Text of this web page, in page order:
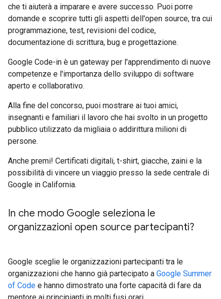
che ti aiuterà a imparare e avere successo. Puoi porre
domande e scoprire tutti gli aspetti dell'open source, tra cui
programmazione, test, revisioni del codice,
documentazione di scrittura, bug e progettazione.
Google Code-in è un gateway per l'apprendimento di nuove
competenze e l'importanza dello sviluppo di software
aperto e collaborativo.
Alla fine del concorso, puoi mostrare ai tuoi amici,
insegnanti e familiari il lavoro che hai svolto in un progetto
pubblico utilizzato da migliaia o addirittura milioni di
persone.
Anche premi! Certificati digitali, t-shirt, giacche, zaini e la
possibilità di vincere un viaggio presso la sede centrale di
Google in California.
In che modo Google seleziona le
organizzazioni open source partecipanti?
Google sceglie le organizzazioni partecipanti tra le
organizzazioni che hanno già partecipato a Google Summer
of Code e hanno dimostrato una forte capacità di fare da